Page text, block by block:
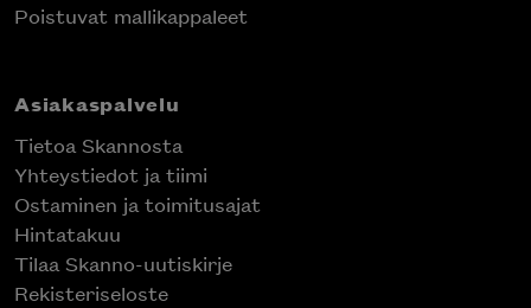
Poistuvat mallikappaleet
Asiakaspalvelu
Tietoa Skannosta
Yhteystiedot ja tiimi
Ostaminen ja toimitusajat
Hintatakuu
Tilaa Skanno-uutiskirje
Rekisteriseloste